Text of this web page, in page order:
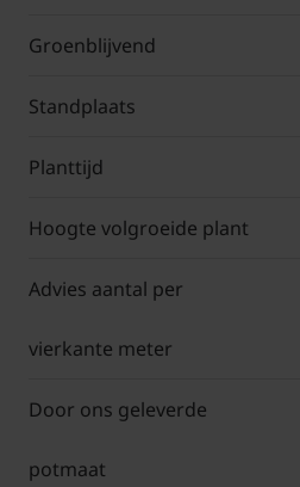
Groenblijvend
Standplaats
Planttijd
Hoogte volgroeide plant
Advies aantal per
vierkante meter
Door ons geleverde
potmaat